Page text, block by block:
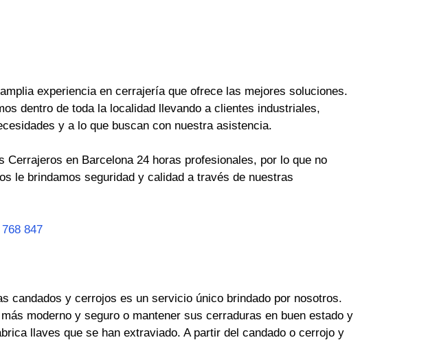
experiencia en cerrajería que ofrece las mejores soluciones.
dentro de toda la localidad llevando a clientes industriales,
y a lo que buscan con nuestra asistencia.
en Barcelona 24 horas profesionales, por lo que no
le brindamos seguridad y calidad a través de nuestras
847
candados y cerrojos es un servicio único brindado por nosotros.
moderno y seguro o mantener sus cerraduras en buen estado y
llaves que se han extraviado. A partir del candado o cerrojo y